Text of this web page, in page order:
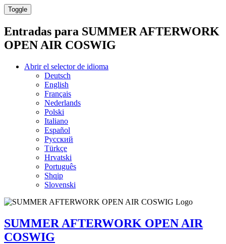
Toggle
Entradas para SUMMER AFTERWORK
OPEN AIR COSWIG
Abrir el selector de idioma
Deutsch
English
Français
Nederlands
Polski
Italiano
Español
Русский
Türkçe
Hrvatski
Português
Shqip
Slovenski
SUMMER AFTERWORK OPEN AIR
COSWIG